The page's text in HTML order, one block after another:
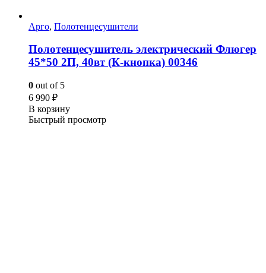
Арго, Полотенцесушители
Полотенцесушитель электрический Флюгер
45*50 2П, 40вт (К-кнопка) 00346
0 out of 5
6 990 ₽
В корзину
Быстрый просмотр